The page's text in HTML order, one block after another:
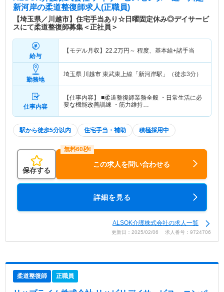
新河岸の柔道整復師求人(正職員)
【埼玉県／川越市】住宅手当あり☆日曜固定休み◎デイサービ
スにて柔道整復師募集＜正社員＞
給与
【モデル月収】 22.2万円～ 程度、基本給+諸手当
勤務地
埼玉県 川越市 東武東上線「新河岸駅」（徒歩3分）
仕事内容
【仕事内容】 ■柔道整復師業務全般 ・日常生活に必
要な機能改善訓練 ・筋力維持…
駅から徒歩5分以内 住宅手当・補助 積極採用中
保存する
この求人を問い合わせる
詳細を見る
ALSOK介護株式会社の求人一覧
更新日：2025/02/06 求人番号：9724706
柔道整復師 正職員